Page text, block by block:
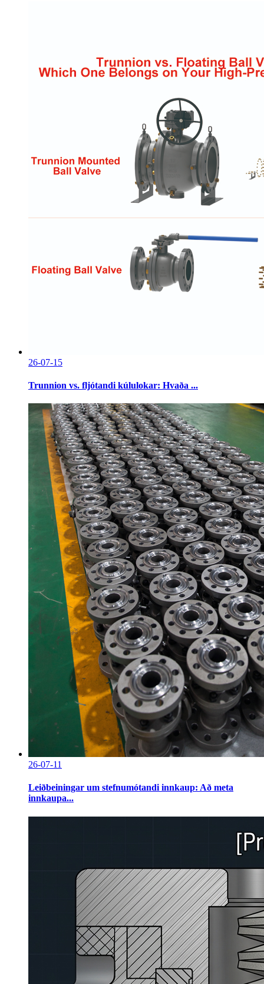
26-07-15
Trunnion vs. fljótandi kúlulokar: Hvaða ...
26-07-11
Leiðbeiningar um stefnumótandi innkaup: Að meta
innkaupa...